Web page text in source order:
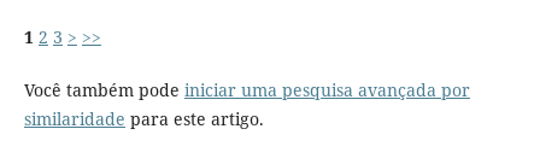
1 2 3 > >>
Você também pode iniciar uma pesquisa avançada por
similaridade para este artigo.